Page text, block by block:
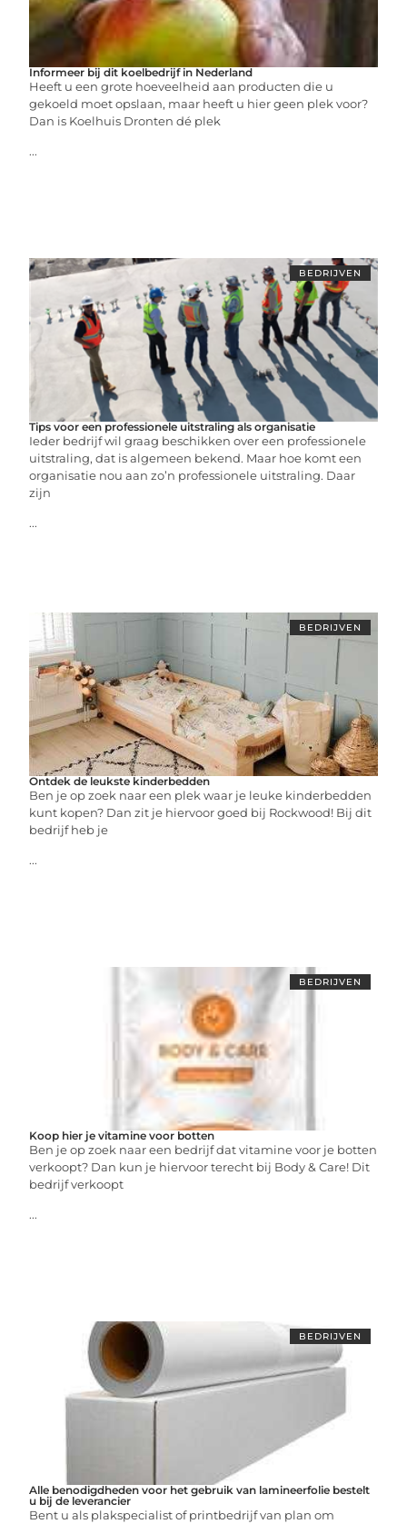
Informeer bij dit koelbedrijf in Nederland
Heeft u een grote hoeveelheid aan producten die u
gekoeld moet opslaan, maar heeft u hier geen plek voor?
Dan is Koelhuis Dronten dé plek
...
BEDRIJVEN
Tips voor een professionele uitstraling als organisatie
Ieder bedrijf wil graag beschikken over een professionele
uitstraling, dat is algemeen bekend. Maar hoe komt een
organisatie nou aan zo’n professionele uitstraling. Daar
zijn
...
BEDRIJVEN
Ontdek de leukste kinderbedden
Ben je op zoek naar een plek waar je leuke kinderbedden
kunt kopen? Dan zit je hiervoor goed bij Rockwood! Bij dit
bedrijf heb je
...
BEDRIJVEN
Koop hier je vitamine voor botten
Ben je op zoek naar een bedrijf dat vitamine voor je botten
verkoopt? Dan kun je hiervoor terecht bij Body & Care! Dit
bedrijf verkoopt
...
BEDRIJVEN
Alle benodigdheden voor het gebruik van lamineerfolie bestelt
u bij de leverancier
Bent u als plakspecialist of printbedrijf van plan om